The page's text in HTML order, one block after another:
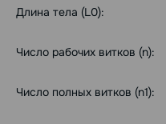
Длина тела (L0):
Число рабочих витков (n):
Число полных витков (n1):